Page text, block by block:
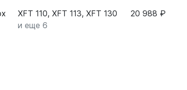
XFT 110, XFT 113, XFT 130
и еще 6
20 988 ₽